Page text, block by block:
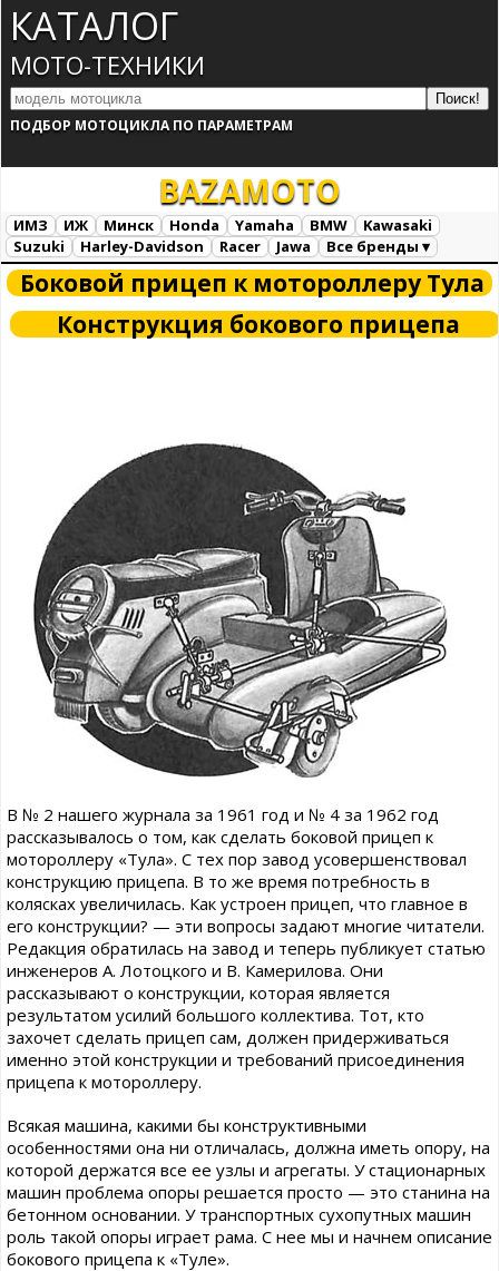
КАТАЛОГ
МОТО-ТЕХНИКИ
ПОДБОР МОТОЦИКЛА ПО ПАРАМЕТРАМ
BAZAMOTO
ИМЗ ИЖ Минск Honda Yamaha BMW
Kawasaki
Suzuki
Harley-Davidson Racer Jawa
Все бренды ▾
Все марки
Загрузка...
Боковой прицеп к мотороллеру Тула
Конструкция бокового прицепа
В № 2 нашего журнала за 1961 год и № 4 за 1962 год
рассказывалось о том, как сделать боковой прицеп к
мотороллеру «Тула». С тех пор завод усовершенствовал
конструкцию прицепа. В то же время потребность в
колясках увеличилась. Как устроен прицеп, что главное в
его конструкции? — эти вопросы задают многие читатели.
Редакция обратилась на завод и теперь публикует статью
инженеров А. Лотоцкого и В. Камерилова. Они
рассказывают о конструкции, которая является
результатом усилий большого коллектива. Тот, кто
захочет сделать прицеп сам, должен придерживаться
именно этой конструкции и требований присоединения
прицепа к мотороллеру.
Всякая машина, какими бы конструктивными
особенностями она ни отличалась, должна иметь опору, на
которой держатся все ее узлы и агрегаты. У стационарных
машин проблема опоры решается просто — это станина на
бетонном основании. У транспортных сухопутных машин
роль такой опоры играет рама. С нее мы и начнем описание
бокового прицепа к «Туле».